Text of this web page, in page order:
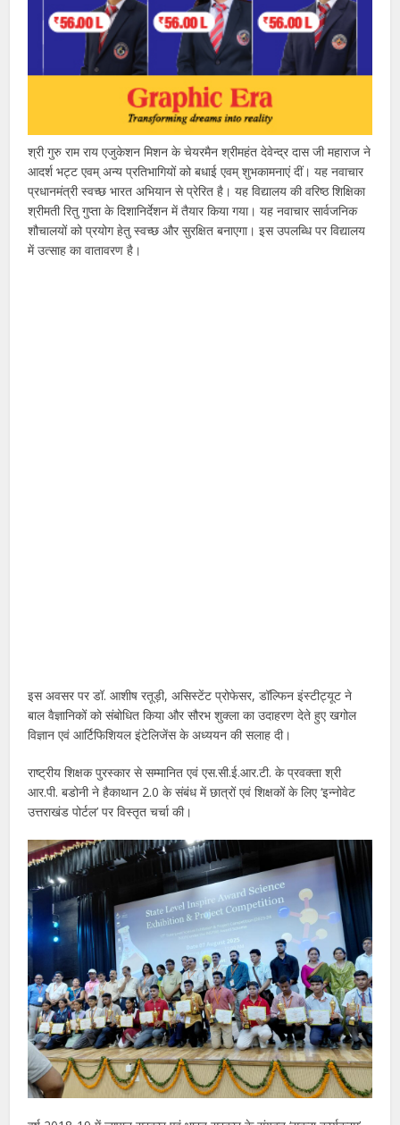
श्री गुरु राम राय एजुकेशन मिशन के चेयरमैन श्रीमहंत देवेन्द्र दास जी महाराज ने
आदर्श भट्ट एवम् अन्य प्रतिभागियों को बधाई एवम् शुभकामनाएं दीं। यह नवाचार
प्रधानमंत्री स्वच्छ भारत अभियान से प्रेरित है। यह विद्यालय की वरिष्ठ शिक्षिका
श्रीमती रितु गुप्ता के दिशानिर्देशन में तैयार किया गया। यह नवाचार सार्वजनिक
शौचालयों को प्रयोग हेतु स्वच्छ और सुरक्षित बनाएगा। इस उपलब्धि पर विद्यालय
में उत्साह का वातावरण है।
इस अवसर पर डॉ. आशीष रतूड़ी, असिस्टेंट प्रोफेसर, डॉल्फिन इंस्टीट्यूट ने
बाल वैज्ञानिकों को संबोधित किया और सौरभ शुक्ला का उदाहरण देते हुए खगोल
विज्ञान एवं आर्टिफिशियल इंटेलिजेंस के अध्ययन की सलाह दी।
राष्ट्रीय शिक्षक पुरस्कार से सम्मानित एवं एस.सी.ई.आर.टी. के प्रवक्ता श्री
आर.पी. बडोनी ने हैकाथान 2.0 के संबंध में छात्रों एवं शिक्षकों के लिए ‘इन्नोवेट
उत्तराखंड पोर्टल’ पर विस्तृत चर्चा की।